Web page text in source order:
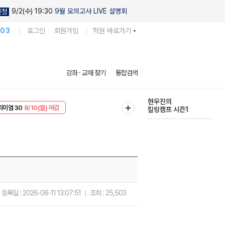
청 9/2(수) 19:30 9월 모의고사 LIVE 설명회
로그인 회원가입 학원 바로가기
강좌 · 교재 찾기 통합검색
미엄 30 8/10(월) 마감
현우진의
킬링캠프 시즌1
등록일 : 2026-06-11 13:07:51 조회 : 25,503